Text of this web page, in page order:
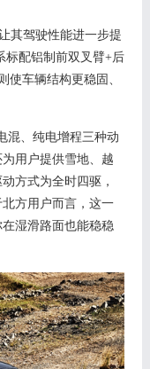
其驾驶性能进一步提
标配铝制前双叉臂+后
使车辆结构更稳固、
混、纯电增程三种动
用户提供雪地、越
方式为全时四驱，
方用户而言，这一
湿滑路面也能稳稳